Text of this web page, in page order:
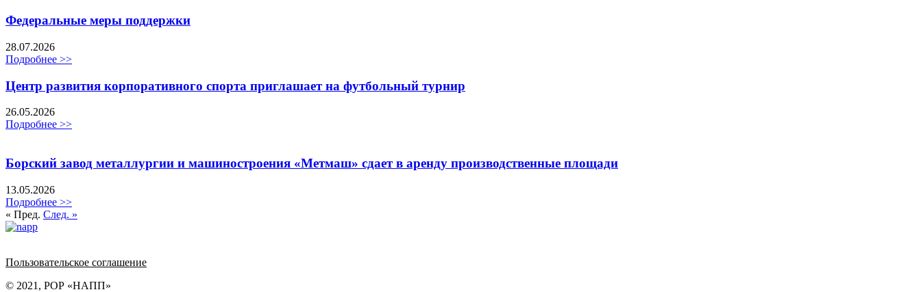
Федеральные меры поддержки
28.07.2026
Подробнее >>
Центр развития корпоративного спорта приглашает на футбольный турнир
26.05.2026
Подробнее >>
Борский завод металлургии и машиностроения «Метмаш» сдает в аренду производственные площади
13.05.2026
Подробнее >>
« Пред. След. »
Пользовательское соглашение
© 2021, РОР «НАПП»